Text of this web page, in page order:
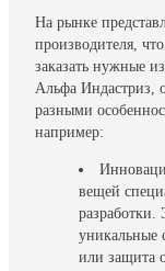
На рынке
производителя,
заказать нужные
Альфа Индастриз,
разными
например:
вещей
разработки.
уникальные
или защита